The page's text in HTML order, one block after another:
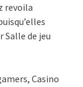
revoila
de jeu
Casino